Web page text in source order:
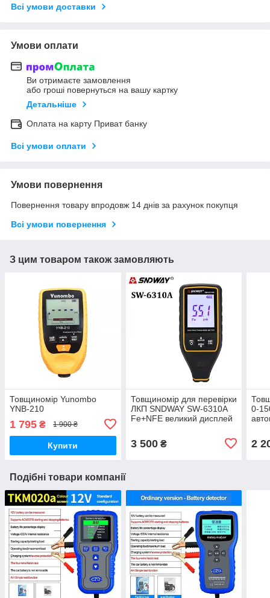
Всі умови доставки
Умови оплати
Ви отримаєте замовлення
або гроші повернуться на вашу картку
Детальніше
Оплата на карту Приват банку
Всі умови оплати
Умови повернення
Повернення товару впродовж 14 днів за рахунок покупця
Всі умови повернення
З цим товаром також замовляють
Товщиномір Yunombo
YNB-210
1 795 ₴ 1 900 ₴
Купити
Товщиномір для перевірки
ЛКП SNDWAY SW-6310A
Fe+NFE великий дисплей
3 500₴
0-
2
Подібні товари компанії